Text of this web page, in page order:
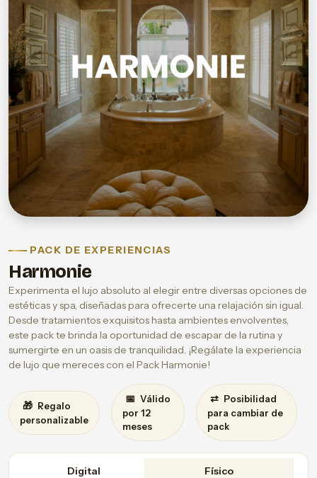
PACK DE EXPERIENCIAS
Harmonie
Experimenta el lujo absoluto al elegir entre diversas opciones de
estéticas y spa, diseñadas para ofrecerte una relajación sin igual.
Desde tratamientos exquisitos hasta ambientes envolventes,
este pack te brinda la oportunidad de escapar de la rutina y
sumergirte en un oasis de tranquilidad. ¡Regálate la experiencia
de lujo que mereces con el Pack Harmonie!
🎁 Regalo
personalizable
📅 Válido
por 12
meses
⇄ Posibilidad
para cambiar de
pack
Digital
Físico